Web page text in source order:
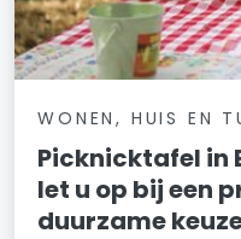
WONEN, HUIS EN
Picknicktafel in
let u op bij een
duurzame